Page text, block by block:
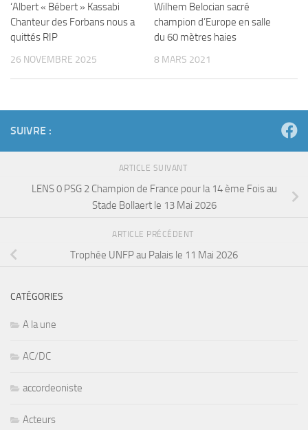
‘Albert « Bébert » Kassabi
Chanteur des Forbans nous a
quittés RIP
26 NOVEMBRE 2025
Wilhem Belocian sacré
champion d’Europe en salle
du 60 mètres haies
8 MARS 2021
SUIVRE :
ARTICLE SUIVANT
LENS 0 PSG 2 Champion de France pour la 14 ème Fois au
Stade Bollaert le 13 Mai 2026
ARTICLE PRÉCÉDENT
Trophée UNFP au Palais le 11 Mai 2026
CATÉGORIES
A la une
AC/DC
accordeoniste
Acteurs